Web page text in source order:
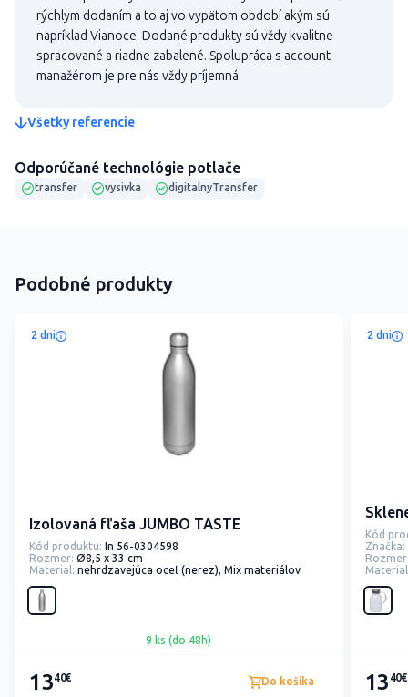
rýchlym dodaním a to aj vo vypätom období akým sú
napríklad Vianoce. Dodané produkty sú vždy kvalitne
spracované a riadne zabalené. Spolupráca s account
manažérom je pre nás vždy príjemná.
Všetky referencie
Odporúčané technológie potlače
transfer vysivka digitalnyTransfer
Podobné produkty
2 dni
Izolovaná fľaša JUMBO TASTE
Kód produktu: In 56-0304598
Rozmer: Ø8,5 x 33 cm
Material: nehrdzavejúca oceľ (nerez), Mix materiálov
9 ks (do 48h)
1340€ Do košíka
2 dni
Kód
Značka:
13 40€